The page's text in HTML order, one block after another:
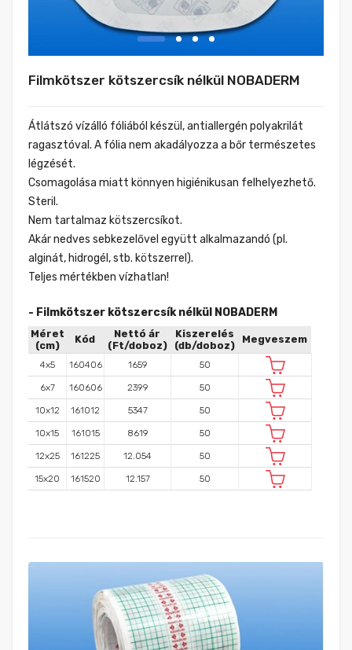
Filmkötszer kötszercsík nélkül NOBADERM
Átlátszó vízálló fóliából készül, antiallergén polyakrilát
ragasztóval. A fólia nem akadályozza a bőr természetes
légzését.
Csomagolása miatt könnyen higiénikusan felhelyezhető.
Steril.
Nem tartalmaz kötszercsíkot.
Akár nedves sebkezelővel együtt alkalmazandó (pl.
alginát, hidrogél, stb. kötszerrel).
Teljes mértékben vízhatlan!
- Filmkötszer kötszercsík nélkül NOBADERM
Méret
(cm)
Kód
Nettó ár
(Ft/doboz)
Kiszerelés
(db/doboz)
Megveszem
4x5 160406 1659 50
6x7 160606 2399 50
10x12 161012 5347 50
10x15 161015 8619 50
12x25 161225 12.054 50
15x20 161520 12.157 50